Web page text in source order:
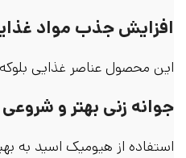
افزایش جذب مواد
این محصول عناصر غذایی
جوانه زنی بهتر و
استفاده از هیومیک اسید به